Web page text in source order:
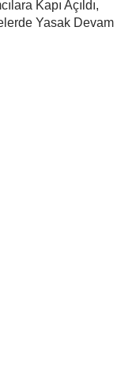
Kapı Açıldı,
Yasak Devam